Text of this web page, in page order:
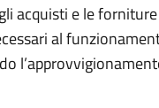
acquisti e le
al